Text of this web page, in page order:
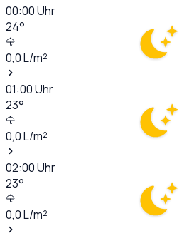
00:00Uhr
24°
0,0L/m²
01:00Uhr
23°
0,0L/m²
02:00Uhr
23°
0,0L/m²